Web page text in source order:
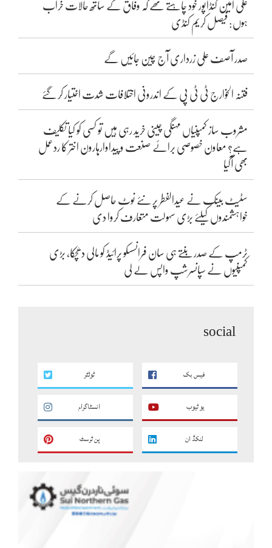
علی امین گنڈاپور خود چاہتے تھے کہ وفاق کے ساتھ حالات خراب
ہوں: فیصل کریم کنڈی
صدر آصف علی زرداری آج چین جائیں گے
فتنہ الخوارج ٹی ٹی پی کے اندرونی اختلافات شدت اختیار کر گئے
مشروب ساز کمپنیاں مہنگی چینی خرید رہی ہیں تو کسی کو کیا تکلیف
ہے؟ معاون خصوصی برائے صنعت و پیداوارہارون اختر کا ردعمل
بھی آگیا
سٹیٹ بینک نے عیدالفطر پر نئے نوٹ حاصل کرنے کے
خواہشمندوں کیلئے بڑی سہولت متعارف کروا دی
ٹرمپ کے صدر بنتے ہی سان فرانسسکو پرائیڈ کو مالی دھچکا، بڑی
کمپنیوں نے سپانسرشپ واپس لے لی
social
فیس بک ٹوئٹر
یو ٹیوب انسٹاگرام
لنکڈ ان پن ٹرسٹ